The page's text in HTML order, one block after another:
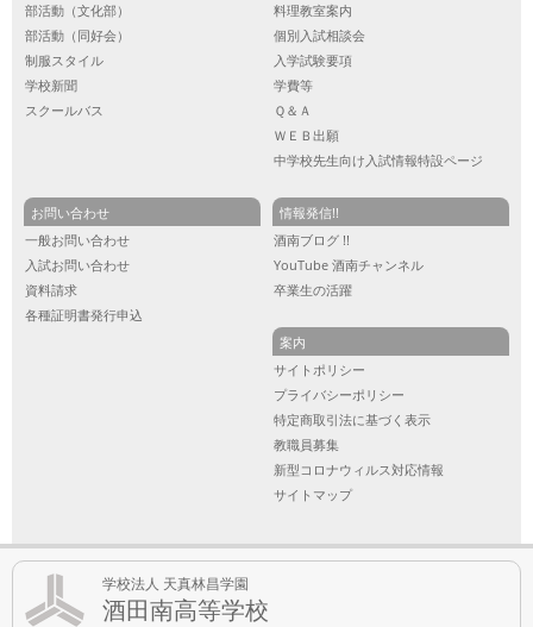
部活動（文化部）
部活動（同好会）
制服スタイル
学校新聞
スクールバス
料理教室案内
個別入試相談会
入学試験要項
学費等
Ｑ＆Ａ
ＷＥＢ出願
中学校先生向け入試情報特設ページ
お問い合わせ
一般お問い合わせ
入試お問い合わせ
資料請求
各種証明書発行申込
情報発信!!
酒南ブログ !!
YouTube 酒南チャンネル
卒業生の活躍
案内
サイトポリシー
プライバシーポリシー
特定商取引法に基づく表示
教職員募集
新型コロナウィルス対応情報
サイトマップ
学校法人 天真林昌学園
酒田南高等学校